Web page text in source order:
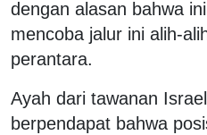
dengan alasan bahwa
mencoba jalur ini alih-
perantara.
Ayah dari tawanan
berpendapat bahwa